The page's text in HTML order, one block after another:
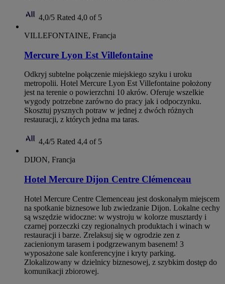
4,0/5 Rated 4,0 of 5
VILLEFONTAINE, Francja
Mercure Lyon Est Villefontaine
Odkryj subtelne połączenie miejskiego szyku i uroku
metropolii. Hotel Mercure Lyon Est Villefontaine położony
jest na terenie o powierzchni 10 akrów. Oferuje wszelkie
wygody potrzebne zarówno do pracy jak i odpoczynku.
Skosztuj pysznych potraw w jednej z dwóch różnych
restauracji, z których jedna ma taras.
4,4/5 Rated 4,4 of 5
DIJON, Francja
Hotel Mercure Dijon Centre Clémenceau
Hotel Mercure Centre Clemenceau jest doskonałym miejscem
na spotkanie biznesowe lub zwiedzanie Dijon. Lokalne cechy
są wszędzie widoczne: w wystroju w kolorze musztardy i
czarnej porzeczki czy regionalnych produktach i winach w
restauracji i barze. Zrelaksuj się w ogrodzie zen z
zacienionym tarasem i podgrzewanym basenem! 3
wyposażone sale konferencyjne i kryty parking.
Zlokalizowany w dzielnicy biznesowej, z szybkim dostęp do
komunikacji zbiorowej.